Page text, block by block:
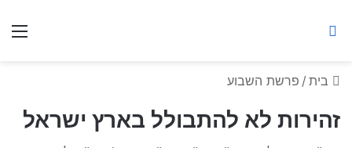
בית / פרשת השבוע
זהירות לא להתבולל בארץ ישראל